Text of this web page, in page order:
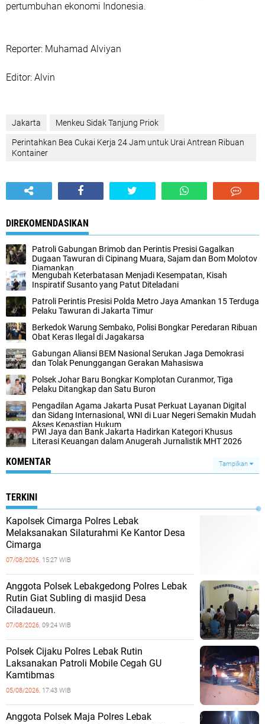
pertumbuhan ekonomi Indonesia.
Reporter: Muhamad Alviyan
Editor: Alvin
Jakarta Menkeu Sidak Tanjung Priok
Perintahkan Bea Cukai Kerja 24 Jam untuk Urai Antrean Ribuan
Kontainer
DIREKOMENDASIKAN
Patroli Gabungan Brimob dan Perintis Presisi Gagalkan
Dugaan Tawuran di Cipinang Muara, Sajam dan Bom Molotov
Diamankan‎
‎Mengubah Keterbatasan Menjadi Kesempatan, Kisah
Inspiratif Susanto yang Patut Diteladani
Patroli Perintis Presisi Polda Metro Jaya Amankan 15 Terduga
Pelaku Tawuran di Jakarta Timur‎
Berkedok Warung Sembako, Polisi Bongkar Peredaran Ribuan
Obat Keras Ilegal di Jagakarsa‎
Gabungan Aliansi BEM Nasional Serukan Jaga Demokrasi
dan Tolak Penunggangan Gerakan Mahasiswa
Polsek Johar Baru Bongkar Komplotan Curanmor, Tiga
Pelaku Ditangkap dan Satu Buron‎
Pengadilan Agama Jakarta Pusat Perkuat Layanan Digital
dan Sidang Internasional, WNI di Luar Negeri Semakin Mudah
Akses Kepastian Hukum
PWI Jaya dan Bank Jakarta Hadirkan Kategori Khusus
Literasi Keuangan dalam Anugerah Jurnalistik MHT 2026
KOMENTAR Tampilkan
TERKINI
Kapolsek Cimarga Polres Lebak
Melaksanakan Silaturahmi Ke Kantor Desa
Cimarga
07/08/2026, 15:27 WIB
Anggota Polsek Lebakgedong Polres Lebak
Rutin Giat Subling di masjid Desa
Ciladaueun.
07/08/2026, 09:24 WIB
Polsek Cijaku Polres Lebak Rutin
Laksanakan Patroli Mobile Cegah GU
Kamtibmas
05/08/2026, 17:43 WIB
Anggota Polsek Maja Polres Lebak